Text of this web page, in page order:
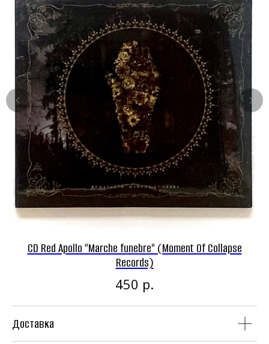
CD Red Apollo "Marche funebre" (Moment Of Collapse
Records)
450 р.
Доставка
Винил CD
Панк-рок магазин